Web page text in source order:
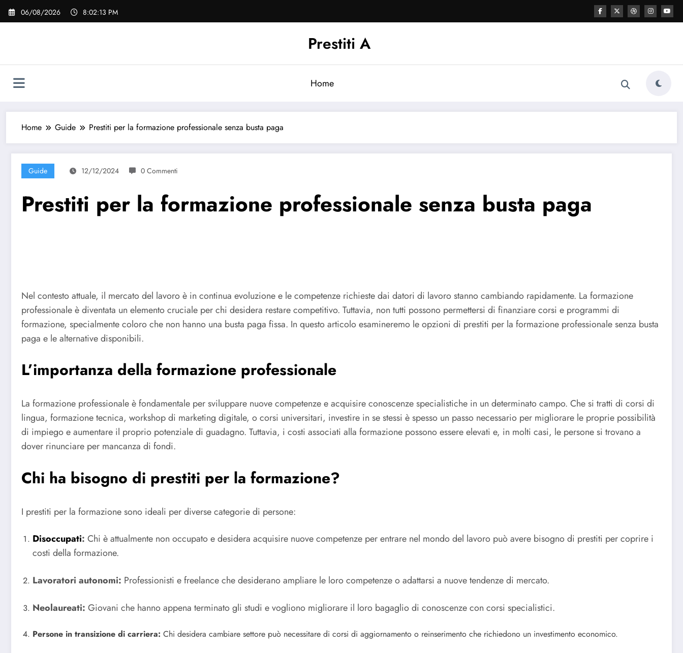
Vai
06/08/2026 8:02:14 PM
Prestiti A
Home
Home Guide Prestiti per la formazione professionale senza busta paga
Guide 12/12/2024 0 Commenti
Prestiti per la formazione professionale senza busta paga
Nel contesto attuale, il mercato del lavoro è in continua evoluzione e le competenze richieste dai datori di lavoro stanno cambiando rapidamente. La formazione
professionale è diventata un elemento cruciale per chi desidera restare competitivo. Tuttavia, non tutti possono permettersi di finanziare corsi e programmi di
formazione, specialmente coloro che non hanno una busta paga fissa. In questo articolo esamineremo le opzioni di prestiti per la formazione professionale senza busta
paga e le alternative disponibili.
L’importanza della formazione professionale
La formazione professionale è fondamentale per sviluppare nuove competenze e acquisire conoscenze specialistiche in un determinato campo. Che si tratti di corsi di
lingua, formazione tecnica, workshop di marketing digitale, o corsi universitari, investire in se stessi è spesso un passo necessario per migliorare le proprie possibilità
di impiego e aumentare il proprio potenziale di guadagno. Tuttavia, i costi associati alla formazione possono essere elevati e, in molti casi, le persone si trovano a
dover rinunciare per mancanza di fondi.
Chi ha bisogno di prestiti per la formazione?
I prestiti per la formazione sono ideali per diverse categorie di persone:
Disoccupati: Chi è attualmente non occupato e desidera acquisire nuove competenze per entrare nel mondo del lavoro può avere bisogno di prestiti per coprire i
costi della formazione.
Lavoratori autonomi: Professionisti e freelance che desiderano ampliare le loro competenze o adattarsi a nuove tendenze di mercato.
Neolaureati: Giovani che hanno appena terminato gli studi e vogliono migliorare il loro bagaglio di conoscenze con corsi specialistici.
Persone in transizione di carriera: Chi desidera cambiare settore può necessitare di corsi di aggiornamento o reinserimento che richiedono un investimento economico.